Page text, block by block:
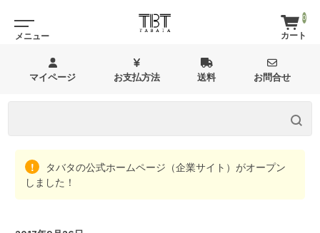
0
マイページ お支払方法 送料 お問合せ
タバタの公式ホームページ（企業サイト）がオープン
しました！